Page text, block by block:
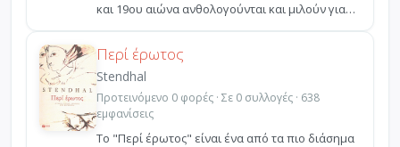
και 19ου αιώνα ανθολογούνται και μιλούν για
τον έρωτα μέσ...
Περί έρωτος
Stendhal
Προτεινόμενο 0 φορές · Σε 0 συλλογές · 638
εμφανίσεις
Το "Περί έρωτος" είναι ένα από τα πιο διάσημα